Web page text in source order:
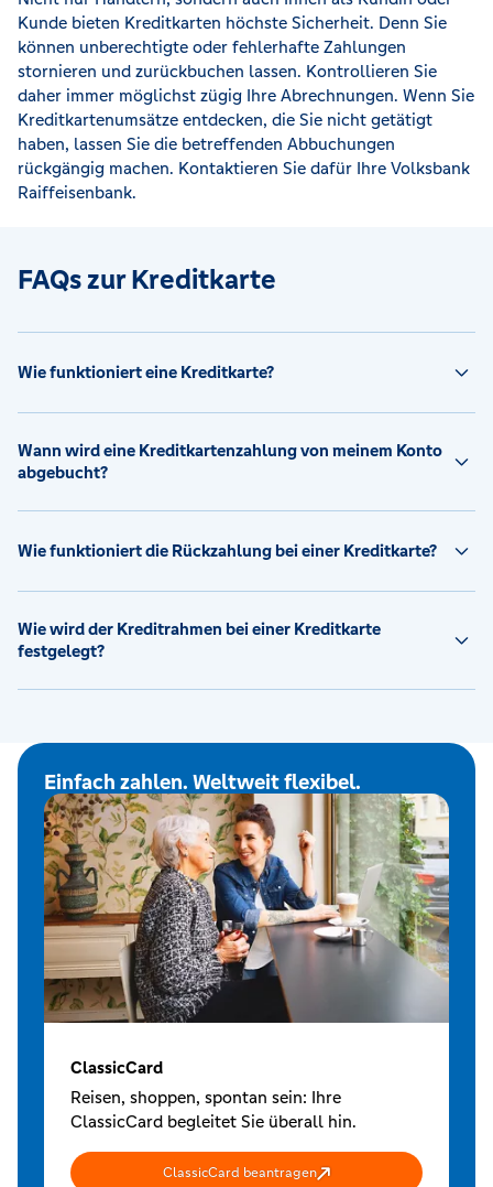
Kunde bieten Kreditkarten höchste Sicherheit. Denn Sie
können unberechtigte oder fehlerhafte Zahlungen
stornieren und zurückbuchen lassen. Kontrollieren Sie
daher immer möglichst zügig Ihre Abrechnungen. Wenn Sie
Kreditkartenumsätze entdecken, die Sie nicht getätigt
haben, lassen Sie die betreffenden Abbuchungen
rückgängig machen. Kontaktieren Sie dafür Ihre Volksbank
Raiffeisenbank.
FAQs zur Kreditkarte
Wie funktioniert eine Kreditkarte?
Wann wird eine Kreditkartenzahlung von meinem Konto
abgebucht?
Wie funktioniert die Rückzahlung bei einer Kreditkarte?
Wie wird der Kreditrahmen bei einer Kreditkarte
festgelegt?
Einfach zahlen. Weltweit flexibel.
ClassicCard
Reisen, shoppen, spontan sein: Ihre
ClassicCard begleitet Sie überall hin.
ClassicCard beantragen